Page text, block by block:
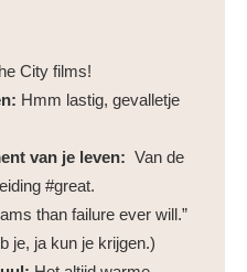
City films!
Hmm lastig, gevalletje
van je leven: Van de
#great.
than failure ever will.”
je, ja kun je krijgen.)